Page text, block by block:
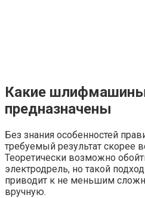
Какие
предназначены
Без знания особенностей
требуемый результат скорее
Теоретически возможно
электродрель, но такой
приводит к не меньшим
вручную.